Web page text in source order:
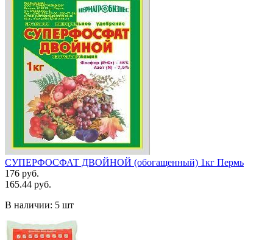
СУПЕРФОСФАТ ДВОЙНОЙ (обогащенный) 1кг Пермь
176 руб.
165.44 руб.
В наличии: 5 шт